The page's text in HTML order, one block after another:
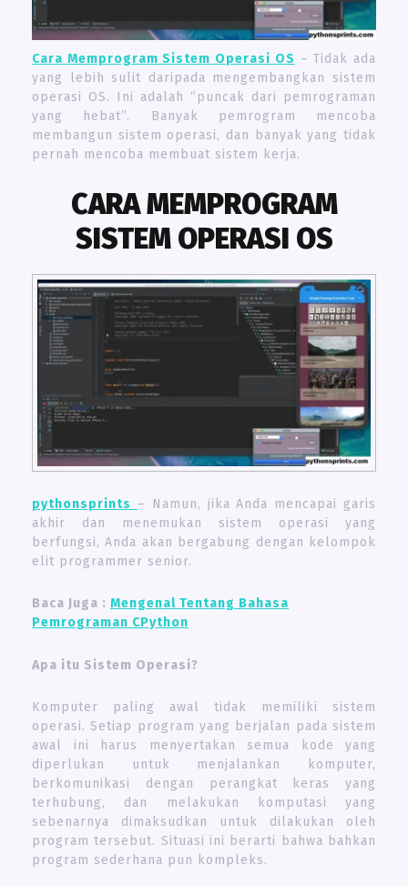
Cara Memprogram Sistem Operasi OS – Tidak ada
yang lebih sulit daripada mengembangkan sistem
operasi OS. Ini adalah “puncak dari pemrograman
yang hebat”. Banyak pemrogram mencoba
membangun sistem operasi, dan banyak yang tidak
pernah mencoba membuat sistem kerja.
CARA MEMPROGRAM
SISTEM OPERASI OS
pythonsprints – Namun, jika Anda mencapai garis
akhir dan menemukan sistem operasi yang
berfungsi, Anda akan bergabung dengan kelompok
elit programmer senior.
Baca Juga : Mengenal Tentang Bahasa
Pemrograman CPython
Apa itu Sistem Operasi?
Komputer paling awal tidak memiliki sistem
operasi. Setiap program yang berjalan pada sistem
awal ini harus menyertakan semua kode yang
diperlukan untuk menjalankan komputer,
berkomunikasi dengan perangkat keras yang
terhubung, dan melakukan komputasi yang
sebenarnya dimaksudkan untuk dilakukan oleh
program tersebut. Situasi ini berarti bahwa bahkan
program sederhana pun kompleks.